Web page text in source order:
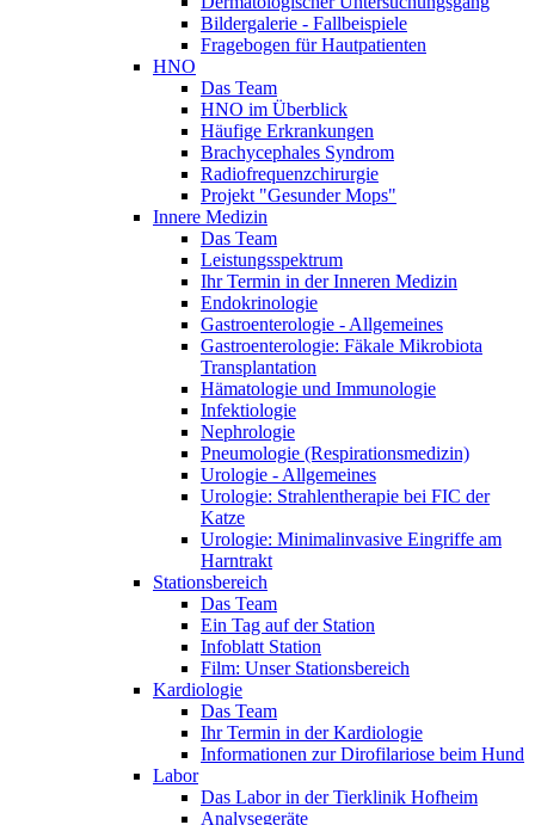
Bildergalerie - Fallbeispiele
Fragebogen für Hautpatienten
HNO
Das Team
HNO im Überblick
Häufige Erkrankungen
Brachycephales Syndrom
Radiofrequenzchirurgie
Projekt "Gesunder Mops"
Innere Medizin
Das Team
Leistungsspektrum
Ihr Termin in der Inneren Medizin
Endokrinologie
Gastroenterologie - Allgemeines
Gastroenterologie: Fäkale Mikrobiota
Transplantation
Hämatologie und Immunologie
Infektiologie
Nephrologie
Pneumologie (Respirationsmedizin)
Urologie - Allgemeines
Urologie: Strahlentherapie bei FIC der
Katze
Urologie: Minimalinvasive Eingriffe am
Harntrakt
Stationsbereich
Das Team
Ein Tag auf der Station
Infoblatt Station
Film: Unser Stationsbereich
Kardiologie
Das Team
Ihr Termin in der Kardiologie
Informationen zur Dirofilariose beim Hund
Labor
Das Labor in der Tierklinik Hofheim
Analysegeräte